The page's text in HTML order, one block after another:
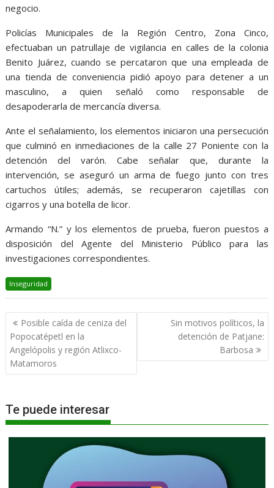
negocio.
Policías Municipales de la Región Centro, Zona Cinco,
efectuaban un patrullaje de vigilancia en calles de la colonia
Benito Juárez, cuando se percataron que una empleada de
una tienda de conveniencia pidió apoyo para detener a un
masculino, a quien señaló como responsable de
desapoderarla de mercancía diversa.
Ante el señalamiento, los elementos iniciaron una persecución
que culminó en inmediaciones de la calle 27 Poniente con la
detención del varón. Cabe señalar que, durante la
intervención, se aseguró un arma de fuego junto con tres
cartuchos útiles; además, se recuperaron cajetillas con
cigarros y una botella de licor.
Armando “N.” y los elementos de prueba, fueron puestos a
disposición del Agente del Ministerio Público para las
investigaciones correspondientes.
Inseguridad
Navegación
de
entradas
Posible caída de ceniza del
Popocatépetl en la
Angelópolis y región Atlixco-
Matamoros
Sin motivos políticos, la
detención de Patjane:
Barbosa
Te puede interesar